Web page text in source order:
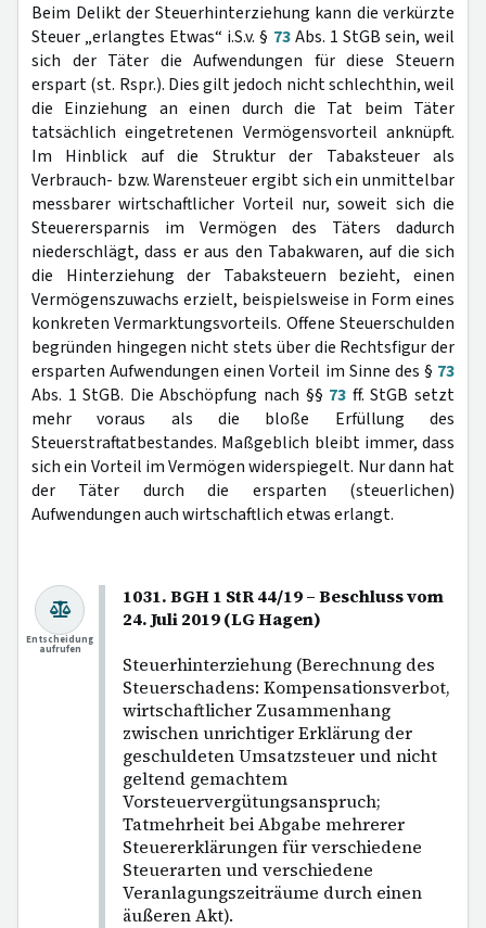
Beim Delikt der Steuerhinterziehung kann die verkürzte
Steuer „erlangtes Etwas“ i.S.v. § 73Abs. 1 StGB sein, weil
sich der Täter die Aufwendungen für diese Steuern
erspart (st. Rspr.). Dies gilt jedoch nicht schlechthin, weil
die Einziehung an einen durch die Tat beim Täter
tatsächlich eingetretenen Vermögensvorteil anknüpft.
Im Hinblick auf die Struktur der Tabaksteuer als
Verbrauch- bzw. Warensteuer ergibt sich ein unmittelbar
messbarer wirtschaftlicher Vorteil nur, soweit sich die
Steuerersparnis im Vermögen des Täters dadurch
niederschlägt, dass er aus den Tabakwaren, auf die sich
die Hinterziehung der Tabaksteuern bezieht, einen
Vermögenszuwachs erzielt, beispielsweise in Form eines
konkreten Vermarktungsvorteils. Offene Steuerschulden
begründen hingegen nicht stets über die Rechtsfigur der
ersparten Aufwendungen einen Vorteil im Sinne des § 73
Abs. 1 StGB. Die Abschöpfung nach §§ 73 ff. StGB setzt
mehr voraus als die bloße Erfüllung des
Steuerstraftatbestandes. Maßgeblich bleibt immer, dass
sich ein Vorteil im Vermögen widerspiegelt. Nur dann hat
der Täter durch die ersparten (steuerlichen)
Aufwendungen auch wirtschaftlich etwas erlangt.
1031. BGH 1 StR 44/19 – Beschluss vom
24. Juli 2019 (LG Hagen)
Steuerhinterziehung (Berechnung des
Steuerschadens: Kompensationsverbot,
wirtschaftlicher Zusammenhang
zwischen unrichtiger Erklärung der
geschuldeten Umsatzsteuer und nicht
geltend gemachtem
Vorsteuervergütungsanspruch;
Tatmehrheit bei Abgabe mehrerer
Steuererklärungen für verschiedene
Steuerarten und verschiedene
Veranlagungszeiträume durch einen
äußeren Akt).
Entscheidung
aufrufen